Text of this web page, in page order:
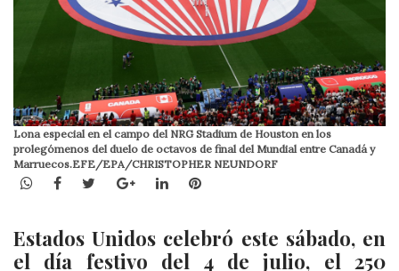
Lona especial en el campo del NRG Stadium de Houston en los
prolegómenos del duelo de octavos de final del Mundial entre Canadá y
Marruecos.EFE/EPA/CHRISTOPHER NEUNDORF
WhatsApp
Facebook
TwitterGoogle+LinkedInPinterest
Estados Unidos celebró este sábado, en
el día festivo del 4 de julio, el 250